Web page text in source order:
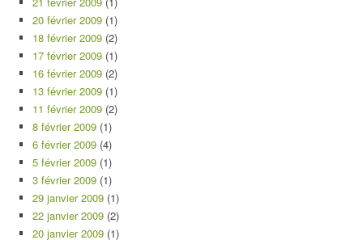
20 février 2009 (1)
18 février 2009 (2)
17 février 2009 (1)
16 février 2009 (2)
13 février 2009 (1)
11 février 2009 (2)
8 février 2009 (1)
6 février 2009 (4)
5 février 2009 (1)
3 février 2009 (1)
29 janvier 2009 (1)
22 janvier 2009 (2)
20 janvier 2009 (1)